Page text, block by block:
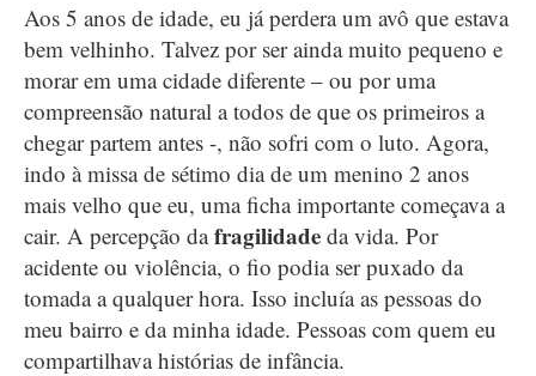
Aos 5 anos de idade, eu já perdera um avô que estava
bem velhinho. Talvez por ser ainda muito pequeno e
morar em uma cidade diferente – ou por uma
compreensão natural a todos de que os primeiros a
chegar partem antes -, não sofri com o luto. Agora,
indo à missa de sétimo dia de um menino 2 anos
mais velho que eu, uma ficha importante começava a
cair. A percepção dafragilidade da vida. Por
acidente ou violência, o fio podia ser puxado da
tomada a qualquer hora. Isso incluía as pessoas do
meu bairro e da minha idade. Pessoas com quem eu
compartilhava histórias de infância.